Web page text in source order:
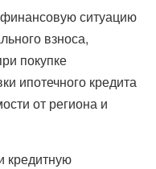
ситуацию
взноса,
покупке
ипотечного кредита
от региона и
кредитную